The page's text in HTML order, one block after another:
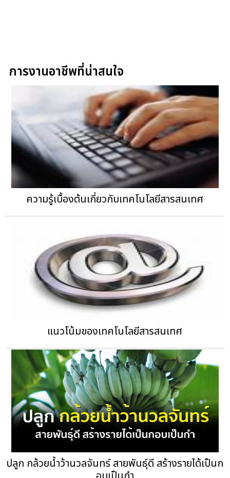
การงานอาชีพที่น่าสนใจ
ความรู้เบื้องต้นเกี่ยวกับเทคโนโลยีสารสนเทศ
แนวโน้มของเทคโนโลยีสารสนเทศ
ปลูก กล้วยน้ำว้านวลจันทร์ สายพันธุ์ดี สร้างรายได้เป็นก